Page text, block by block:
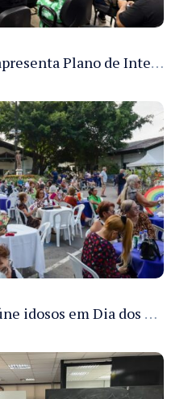
Prefeitura de Manaus apresenta Plano de Integridade da CGM e qualifica servidores para governança e conformidade no biênio 2027-2028
Bolerão da Saudade reúne idosos em Dia dos Pais promovido pela Fundação Dr. Thomas em Manaus